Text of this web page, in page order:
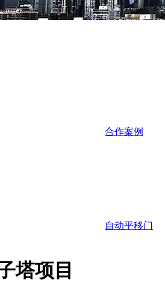
合作案例
自动平移门
塔项目